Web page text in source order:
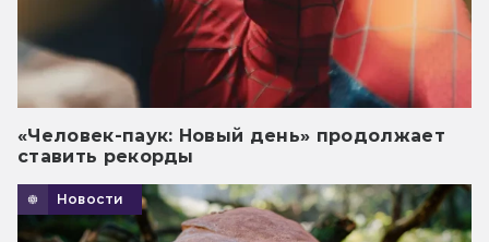
«Человек-паук: Новый день» продолжает
ставить рекорды
Новости